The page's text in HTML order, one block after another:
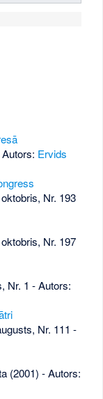
Ervids
Nr. 193
Nr. 197
Nr. 1 - Autors:
Nr. 111 -
(2001) - Autors: